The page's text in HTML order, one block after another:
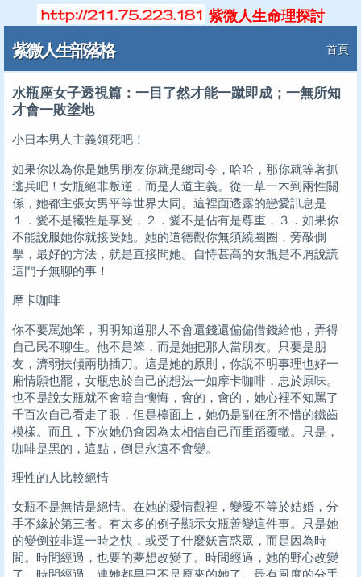
紫微人生命理探討
紫微人生部落格 首頁
水瓶座女子透視篇：一目了然才能一蹴即成；一無所知
才會一敗塗地
小日本男人主義領死吧！
如果你以為你是她男朋友你就是總司令，哈哈，那你就等著抓
逃兵吧！女瓶絕非叛逆，而是人道主義。從一草一木到兩性關
係，她都主張女男平等世界大同。這裡面透露的戀愛訊息是
１．愛不是犧牲是享受，２．愛不是佔有是尊重，３．如果你
不能說服她你就接受她。她的道德觀你無須繞圈圈，旁敲側
擊，最好的方法，就是直接問她。自恃甚高的女瓶是不屑說謊
這門子無聊的事！
摩卡咖啡
你不要罵她笨，明明知道那人不會還錢還偏偏借錢給他，弄得
自己民不聊生。他不是笨，而是她把那人當朋友。只要是朋
友，濟弱扶傾兩肋插刀。這是她的原則，你說不明事理也好一
廂情願也罷，女瓶忠於自己的想法一如摩卡咖啡，忠於原味。
也不是說女瓶就不會暗自懊悔，會的，會的，她心裡不知罵了
千百次自己看走了眼，但是檯面上，她仍是副在所不惜的鐵齒
模樣。而且，下次她仍會因為太相信自己而重蹈覆轍。只是，
咖啡是黑的，這點，倒是永遠不會變。
理性的人比較絕情
女瓶不是無情是絕情。在她的愛情觀裡，變愛不等於姞婚，分
手不緣於第三者。有太多的例子顯示女瓶善變這件事。只是她
的變倒並非逞一時之快，或受了什麼妖言惑眾，而是因為時
間。時間經過，也要的夢想改變了。時間經過，她的野心改變